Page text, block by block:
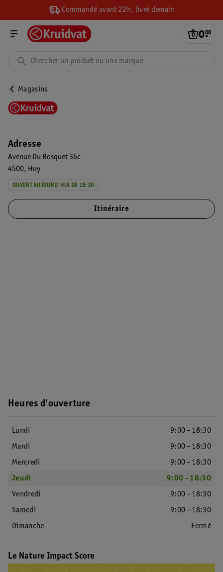
Commandé avant 22h, livré demain
0.
00
Magasins
Adresse
Avenue Du Bosquet 36c
4500
Huy
OUVERT AUJOURD'HUI DE 18:30
Itinéraire
Heures d'ouverture
Lundi
9:00 - 18:30
Mardi
9:00 - 18:30
Mercredi
9:00 - 18:30
Jeudi
9:00 - 18:30
Vendredi
9:00 - 18:30
Samedi
9:00 - 18:30
Dimanche
Fermé
Le Nature Impact Score